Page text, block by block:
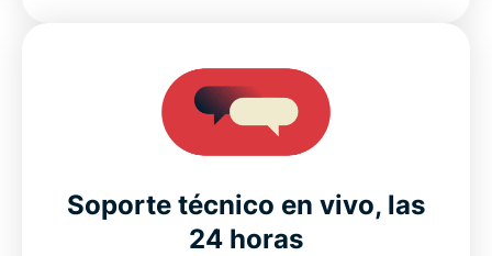
Soporte técnico en vivo, las
24 horas